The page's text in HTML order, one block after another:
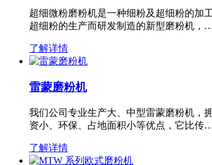
超细微粉磨粉机是一种细粉及超细粉的加
超细粉的生产而研发制造的新型磨粉机，
了解详情
雷蒙磨粉机
我们公司专业生产大、中型雷蒙磨粉机，
资小、环保、占地面积小等优点，它比传
了解详情